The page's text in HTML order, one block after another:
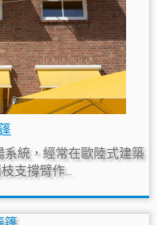
統，經常在歐陸式建築
支撐臂作...